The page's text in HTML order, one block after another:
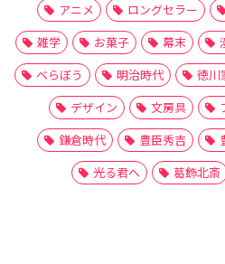
アニメ
ロングセラー
雑学
お菓子 幕末
べらぼう
明治時代 徳川
デザイン
文房具
鎌倉時代
豊臣秀吉
光る君へ
葛飾北斎